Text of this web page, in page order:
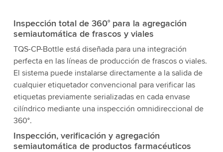
Inspección total de 360° para la agregación
semiautomática de frascos y viales
TQS-CP-Bottle está diseñada para una integración
perfecta en las líneas de producción de frascos o viales.
El sistema puede instalarse directamente a la salida de
cualquier etiquetador convencional para verificar las
etiquetas previamente serializadas en cada envase
cilíndrico mediante una inspección omnidireccional de
360°.
Inspección, verificación y agregación
semiautomática de productos farmacéuticos